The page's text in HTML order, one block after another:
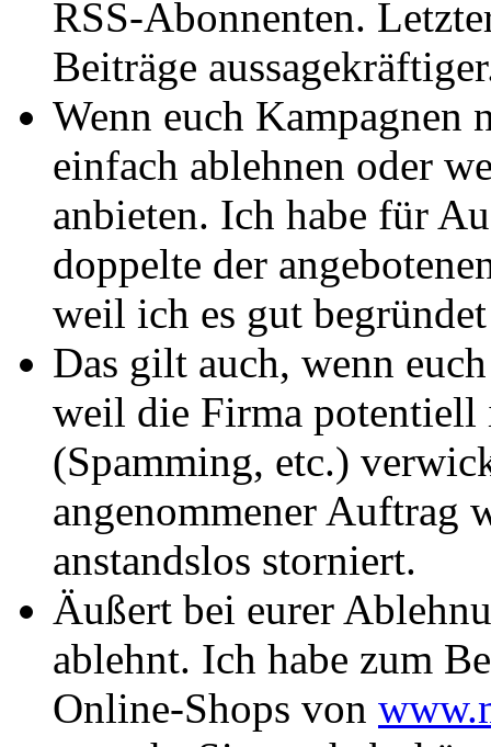
RSS-Abonnenten.
Beiträge
Wenn euch
einfach ablehnen oder
anbieten. Ich habe für
doppelte der
weil ich es gut
Das gilt auch, wenn
weil die Firma potentiell
(Spamming, etc.)
angenommener Auftrag
anstandslos storniert.
Äußert bei eurer
ablehnt. Ich habe zum
Online-Shops von